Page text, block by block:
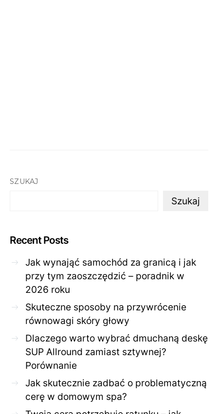
SZUKAJ
Szukaj
Recent Posts
Jak wynająć samochód za granicą i jak
przy tym zaoszczędzić – poradnik w
2026 roku
Skuteczne sposoby na przywrócenie
równowagi skóry głowy
Dlaczego warto wybrać dmuchaną deskę
SUP Allround zamiast sztywnej?
Porównanie
Jak skutecznie zadbać o problematyczną
cerę w domowym spa?